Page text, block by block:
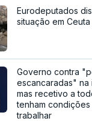
Eurodeputados
situação em Ceuta
Governo contra
escancaradas" na
mas recetivo a
tenham condições
trabalhar